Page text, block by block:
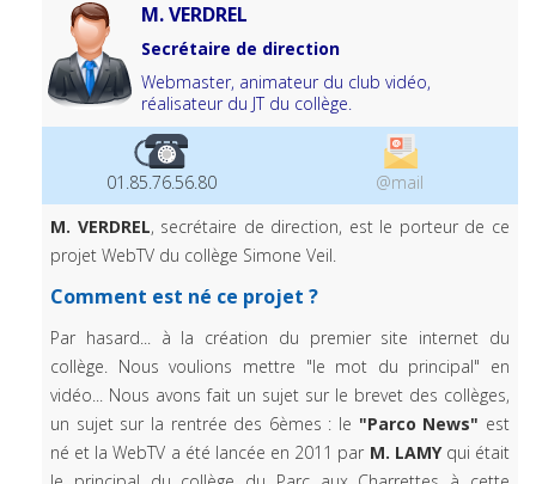
M. VERDREL
Secrétaire de direction
Webmaster, animateur du club vidéo,
réalisateur du JT du collège.
01.85.76.56.80
@mail
M. VERDREL, secrétaire de direction, est le porteur de ce
projet WebTV du collège Simone Veil.
Comment est né ce projet ?
Par hasard... à la création du premier site internet du
collège. Nous voulions mettre "le mot du principal" en
vidéo... Nous avons fait un sujet sur le brevet des collèges,
un sujet sur la rentrée des 6èmes : le "Parco News" est
né et la WebTV a été lancée en 2011 par M. LAMYqui était